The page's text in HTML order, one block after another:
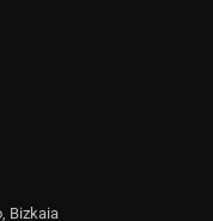
Bizkaia